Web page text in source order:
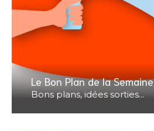
Le Bon Plan de la Semaine
Bons plans, idées sorties...